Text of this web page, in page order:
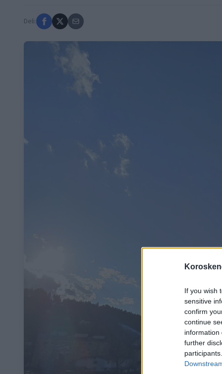
If you wish
sensitive
confirm
continue
information
further
Deli: